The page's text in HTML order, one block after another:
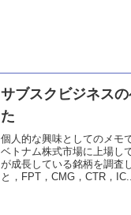
サブスクビジネス
た
個人的な興味としてのメモ
ベトナム株式市場に上場し
が成長している銘柄を調査
と，FPT，CMG，CTR，IC...